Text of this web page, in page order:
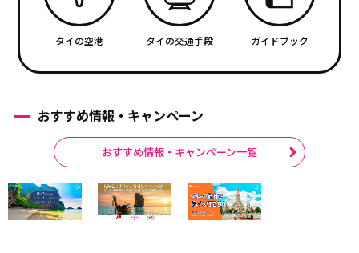
タイの空港 タイの交通手段 ガイドブック
おすすめ情報・キャンペーン
おすすめ情報・キャンペーン一覧